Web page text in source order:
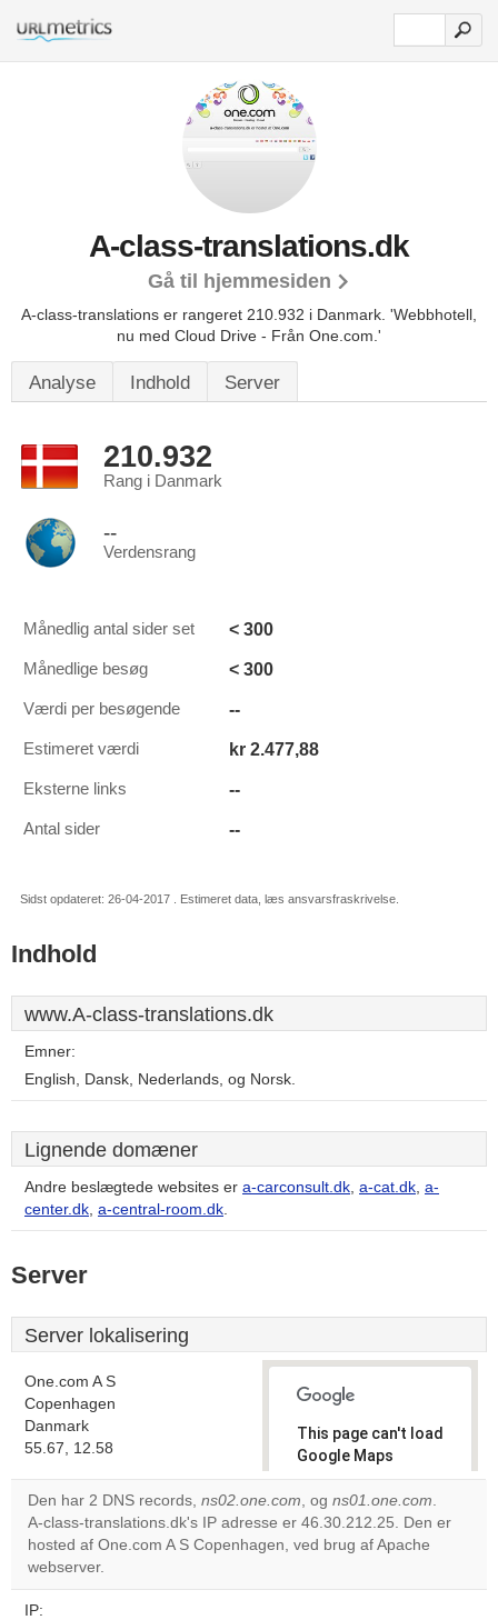
A-class-translations.dk
Gå til hjemmesiden
A-class-translations er rangeret 210.932 i Danmark. 'Webbhotell,
nu med Cloud Drive - Från One.com.'
Analyse Indhold Server
210.932
Rang i Danmark
--
Verdensrang
Månedlig antal sider set < 300
Månedlige besøg < 300
Værdi per besøgende --
Estimeret værdi kr 2.477,88
Eksterne links --
Antal sider --
Sidst opdateret: 26-04-2017 . Estimeret data, læs ansvarsfraskrivelse.
Indhold
www.A-class-translations.dk
Emner:
English, Dansk, Nederlands, og Norsk.
Lignende domæner
Andre beslægtede websites er a-carconsult.dk, a-cat.dk, a-
center.dk, a-central-room.dk.
Server
Server lokalisering
One.com A S
Copenhagen
Danmark
55.67, 12.58
This page can't load
Google Maps
correctly.
Do you
own this
OK
Den har 2 DNS records, ns02.one.com, og ns01.one.com.
A-class-translations.dk's IP adresse er 46.30.212.25. Den er
hosted af One.com A S Copenhagen, ved brug af Apache
webserver.
IP: